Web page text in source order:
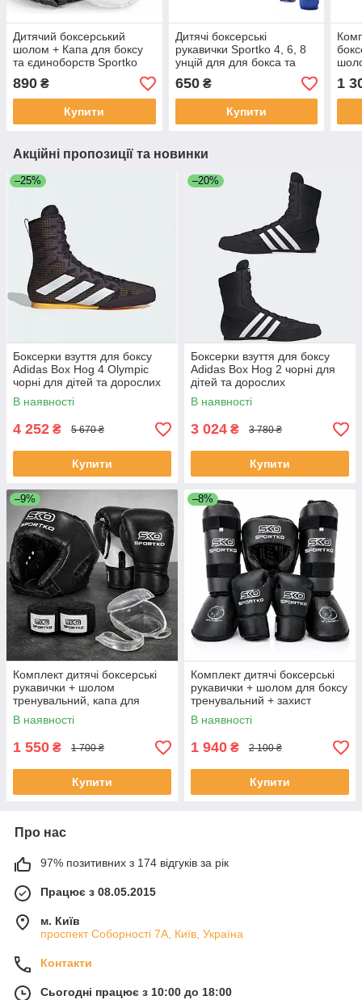
Дитячий боксерський
шолом + Капа для боксу
та єдиноборств Sportko
890 ₴
Купити
Дитячі боксерські
рукавички Sportko 4, 6, 8
унцій для для бокса та
650₴
Купити
1
Акційні пропозиції та новинки
–25%
Боксерки взуття для боксу
Adidas Box Hog 4 Olympic
чорні для дітей та дорослих
В наявності
4 252 ₴ 5 670 ₴
Купити
–20%
Боксерки взуття для боксу
Adidas Box Hog 2 чорні для
дітей та дорослих
В наявності
3 024 ₴ 3 780 ₴
Купити
–9%
Комплект дитячі боксерські
рукавички + шолом
тренувальний, капа для
боксу та бінти Sportko
В наявності
1 550 ₴ 1 700 ₴
Купити
–8%
Комплект дитячі боксерські
рукавички + шолом для боксу
тренувальний + захист
гомілки та стопи Sportko
В наявності
1 940 ₴ 2 100 ₴
Купити
Про нас
97% позитивних з 174 відгуків за рік
Працює з 08.05.2015
м. Київ
проспект Соборності 7А, Київ, Україна
Контакти
Сьогодні працює з 10:00 до 18:00